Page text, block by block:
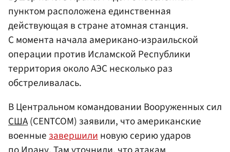
пунктом расположена единственная
действующая в стране атомная станция.
С момента начала американо-израильской
операции против Исламской Республики
территория около АЭС несколько раз
обстреливалась.
В Центральном командовании Вооруженных сил
США(CENTCOM) заявили, что американские
военныезавершилиновую серию ударов